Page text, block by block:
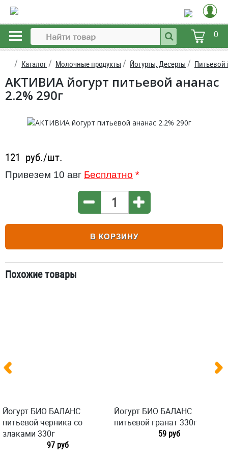
0
Каталог Молочные продукты Йогурты, Десерты Питьевой
АКТИВИА йогурт питьевой ананас
2.2% 290г
121 руб./шт.
Привезем 10 авг Бесплатно *
В КОРЗИНУ
Похожие товары
Йогурт БИО БАЛАНС
питьевой черника со
злаками 330г
97 руб
Йогурт БИО БАЛАНС
питьевой гранат 330г
59 руб